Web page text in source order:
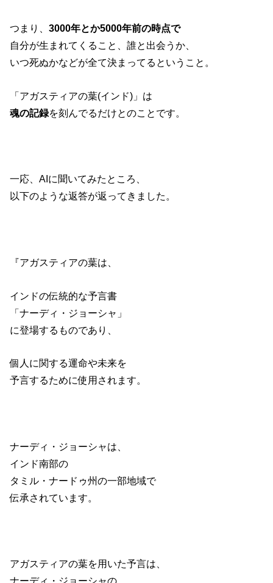
つまり、3000年とか5000年前の時点で
自分が生まれてくること、誰と出会うか、
いつ死ぬかなどが全て決まってるということ。
「アガスティアの葉(インド)」は
魂の記録を刻んでるだけとのことです。
一応、AIに聞いてみたところ、
以下のような返答が返ってきました。
『アガスティアの葉は、
インドの伝統的な予言書
「ナーディ・ジョーシャ」
に登場するものであり、
個人に関する運命や未来を
予言するために使用されます。
ナーディ・ジョーシャは、
インド南部の
タミル・ナードゥ州の一部地域で
伝承されています。
アガスティアの葉を用いた予言は、
ナーディ・ジョーシャの